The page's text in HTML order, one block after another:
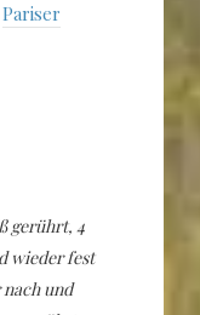
Pariser
gerührt, 4
wieder fest
und